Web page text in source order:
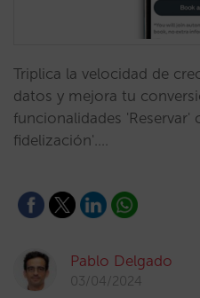
Triplica la velocidad de
datos y mejora tu
funcionalidades 'Reservar'
fidelización'.…
Pablo Delgado
03/04/2024